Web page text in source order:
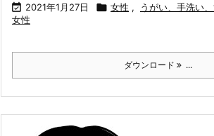
 2021年1月27日  女性 , うがい、手洗い
女性
ダウンロード ...